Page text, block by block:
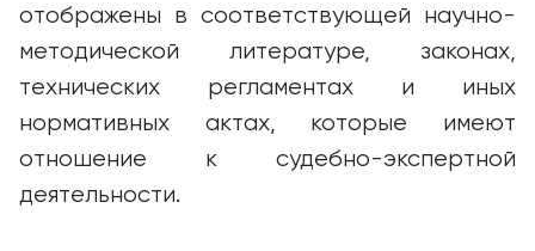
отображены в соответствующей научно-
методической литературе, законах,
технических регламентах и иных
нормативных актах, которые имеют
отношение к судебно-экспертной
деятельности.